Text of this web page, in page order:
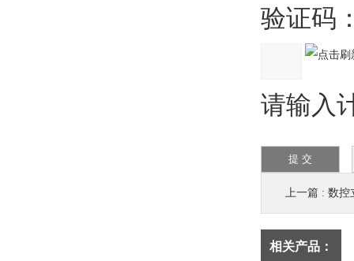
验证码
请输入
上一篇 : 数控
相关产品：